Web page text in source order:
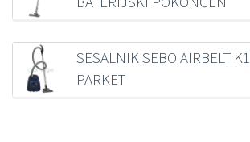
SESALNIK SEBO AIRBELT K1
PARKET